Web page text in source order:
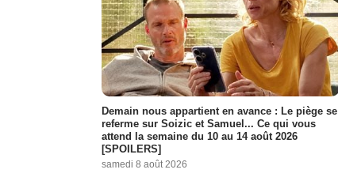
Demain nous appartient en avance : Le piège se
referme sur Soizic et Samuel... Ce qui vous
attend la semaine du 10 au 14 août 2026
[SPOILERS]
samedi 8 août 2026